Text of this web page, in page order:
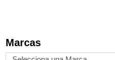
Marcas